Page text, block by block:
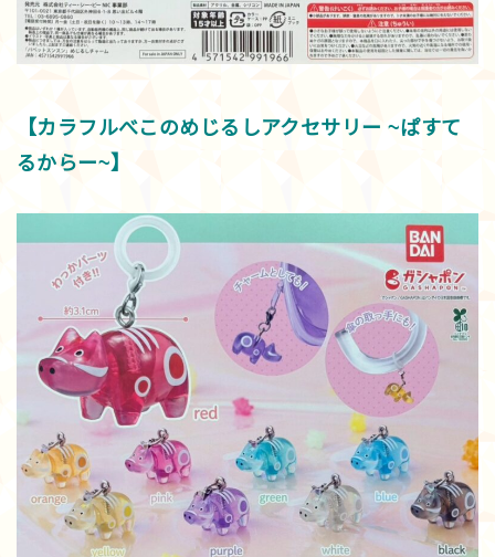
【カラフルべこのめじるしアクセサリー ~ぱすて
るからー~】